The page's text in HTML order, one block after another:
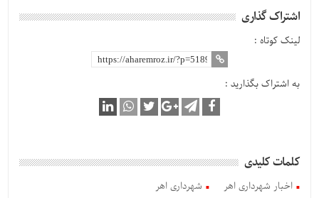
اشتراک گذاری
لینک کوتاه :
به اشتراک بگذارید :
کلمات کلیدی
اخبار شهرداری اهر شهرداری اهر